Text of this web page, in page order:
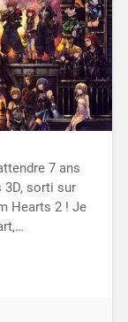
7 ans
3D, sorti sur
Hearts 2 ! Je